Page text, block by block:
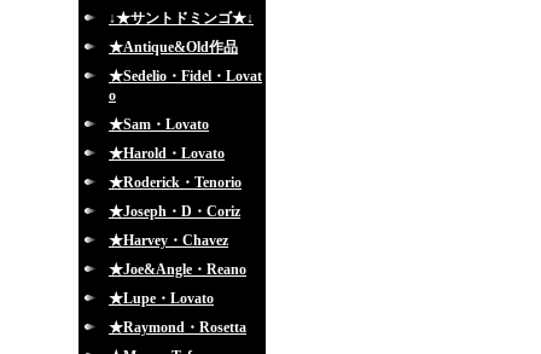
↓★サントドミンゴ★↓
★Antique&Old作品
★Sedelio・Fidel・Lovat
o
★Sam・Lovato
★Harold・Lovato
★Roderick・Tenorio
★Joseph・D・Coriz
★Harvey・Chavez
★Joe&Angle・Reano
★Lupe・Lovato
★Raymond・Rosetta